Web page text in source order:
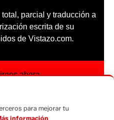
parcial y traducción a
escrita de su
de Vistazo.com.
ahora
para mejorar tu
información